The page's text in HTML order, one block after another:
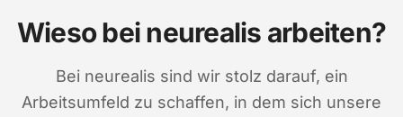
Wieso bei neurealis arbeiten?
Bei neurealis sind wir stolz darauf, ein
Arbeitsumfeld zu schaffen, in dem sich unsere